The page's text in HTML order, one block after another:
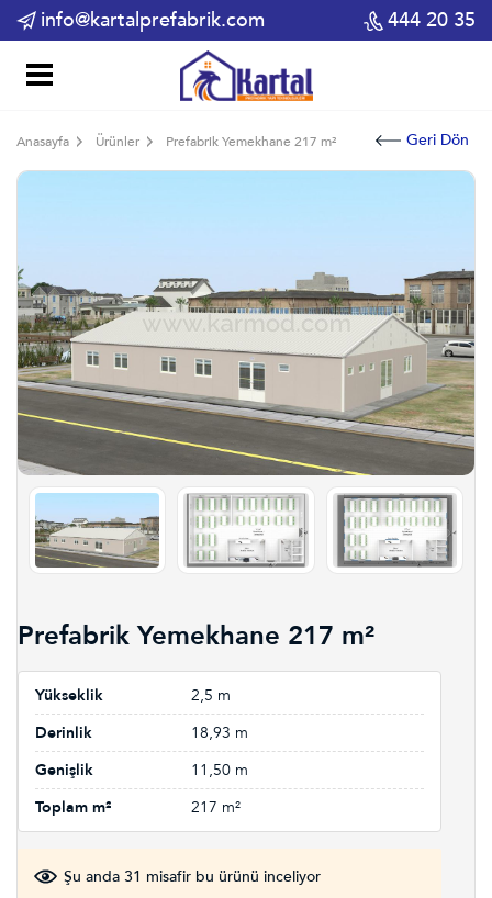
info@kartalprefabrik.com 444 20 35
Anasayfa Ürünler Prefabrik Yemekhane 217 m² Geri Dön
Prefabrik Yemekhane 217 m²
Yükseklik
2,5 m
Derinlik
18,93 m
Genişlik
11,50 m
Toplam m²
217 m²
Şu anda 31 misafir bu ürünü inceliyor